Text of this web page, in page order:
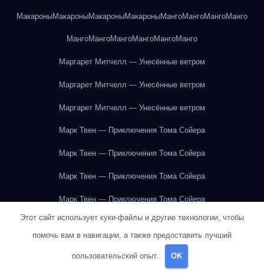
МакароныМакароныМакароныМакароныМангоМангоМангоМанго
МангоМангоМангоМангоМангоМанго
Маргарет Митчелл — Унесённые ветром
Маргарет Митчелл — Унесённые ветром
Маргарет Митчелл — Унесённые ветром
Марк Твен — Приключения Тома Сойера
Марк Твен — Приключения Тома Сойера
Марк Твен — Приключения Тома Сойера
Марк Твен — Приключения Тома Сойера
Марк Твен — Приключения Тома Сойера
Марк Твен — Приключения Тома Сойера
Марк Твен — Приключения Тома Сойера
Этот сайт использует куки-файлы и другие технологии, чтобы
помочь вам в навигации, а также предоставить лучший
пользовательский опыт. OK